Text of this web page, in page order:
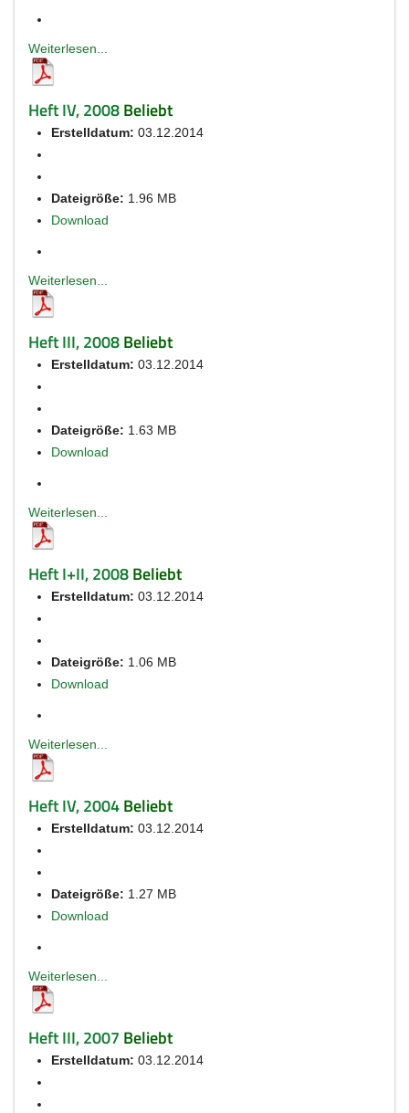
Weiterlesen...
Heft IV, 2008Beliebt
Erstelldatum: 03.12.2014
Dateigröße: 1.96 MB
Download
Weiterlesen...
Heft III, 2008Beliebt
Erstelldatum: 03.12.2014
Dateigröße: 1.63 MB
Download
Weiterlesen...
Heft I+II, 2008Beliebt
Erstelldatum: 03.12.2014
Dateigröße: 1.06 MB
Download
Weiterlesen...
Heft IV, 2004Beliebt
Erstelldatum: 03.12.2014
Dateigröße: 1.27 MB
Download
Weiterlesen...
Heft III, 2007 Beliebt
Erstelldatum: 03.12.2014